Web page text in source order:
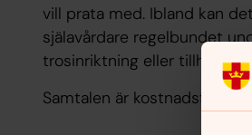
vill prata med. Ibland kan
själavårdare regelbundet
trosinriktning eller tillhörighet
Samtalen är kostnadsfria.